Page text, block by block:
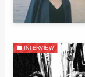
INTERVIEW